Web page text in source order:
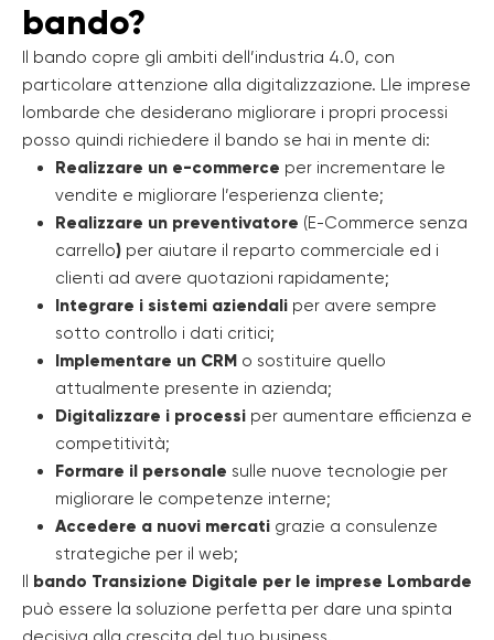
bando?
Il bando copre gli ambiti dell’industria 4.0, con
particolare attenzione alla digitalizzazione. Lle imprese
lombarde che desiderano migliorare i propri processi
posso quindi richiedere il bando se hai in mente di:
Realizzare un e-commerce per incrementare le
vendite e migliorare l’esperienza cliente;
Realizzare un preventivatore (E-Commerce senza
carrello) per aiutare il reparto commerciale ed i
clienti ad avere quotazioni rapidamente;
Integrare i sistemi aziendali per avere sempre
sotto controllo i dati critici;
Implementare un CRM o sostituire quello
attualmente presente in azienda;
Digitalizzare i processi per aumentare efficienza e
competitività;
Formare il personale sulle nuove tecnologie per
migliorare le competenze interne;
Accedere a nuovi mercati grazie a consulenze
strategiche per il web;
Il bando Transizione Digitale per le imprese Lombarde
può essere la soluzione perfetta per dare una spinta